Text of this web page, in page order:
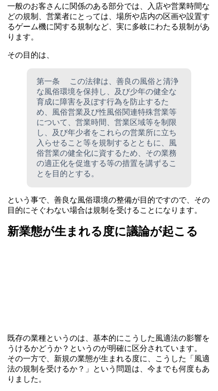
一般のお客さんに関係のある部分では、入店や営業時間な
どの規制、営業者にとっては、場所や店内の区画や設置す
るゲーム機に関する規制など、実に多岐にわたる規制があ
ります。
その目的は、
第一条 この法律は、善良の風俗と清浄
な風俗環境を保持し、及び少年の健全な
育成に障害を及ぼす行為を防止するた
め、風俗営業及び性風俗関連特殊営業等
について、営業時間、営業区域等を制限
し、及び年少者をこれらの営業所に立ち
入らせること等を規制するとともに、風
俗営業の健全化に資するため、その業務
の適正化を促進する等の措置を講ずるこ
とを目的とする。
という事で、善良な風俗環境の整備が目的ですので、その
目的にそぐわない場合は規制を受けることになります。
新業態が生まれる度に議論が起こる
既存の業種というのは、基本的にこうした風適法の影響を
うけるかどうか？というのが明確に区分されています。
その一方で、新規の業態が生まれる度に、こうした「風適
法の規制を受けるか？」という問題は、今までも何度もあ
りました。